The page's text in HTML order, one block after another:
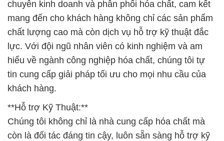
chuyên kinh doanh và phân phối hóa chất, cam kết
mang đến cho khách hàng không chỉ các sản phẩm
chất lượng cao mà còn dịch vụ hỗ trợ kỹ thuật đắc
lực. Với đội ngũ nhân viên có kinh nghiệm và am
hiểu về ngành công nghiệp hóa chất, chúng tôi tự
tin cung cấp giải pháp tối ưu cho mọi nhu cầu của
khách hàng.
**Hỗ trợ Kỹ Thuật:**
Chúng tôi không chỉ là nhà cung cấp hóa chất mà
còn là đối tác đáng tin cậy, luôn sẵn sàng hỗ trợ kỹ